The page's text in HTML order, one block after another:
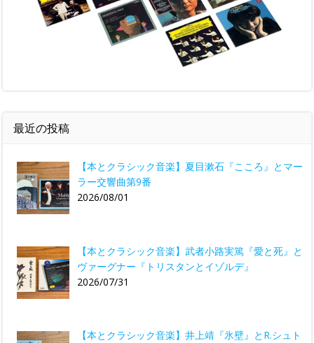
最近の投稿
【本とクラシック音楽】夏目漱石『こころ』とマー
ラー交響曲第9番
2026/08/01
【本とクラシック音楽】武者小路実篤『愛と死』と
ヴァーグナー『トリスタンとイゾルデ』
2026/07/31
【本とクラシック音楽】井上靖『氷壁』とR.シュト